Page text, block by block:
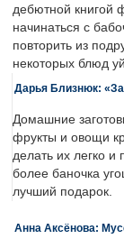
дебютной книгой
начинаться с
повторить из
некоторых блюд
Дарья Близнюк:
Домашние
фрукты и овощи
делать их легко и
более баночка
лучший подарок.
Анна Аксёнова: